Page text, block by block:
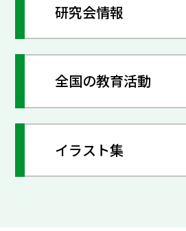
研究会情報
全国の教育活動
イラスト集